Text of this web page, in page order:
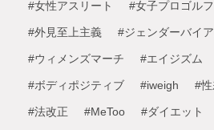
#女性アスリート #女子プロゴル
#外見至上主義 #ジェンダーバイ
#ウィメンズマーチ #エイジズム
#ボディポジティブ #iweigh #性
#法改正 #MeToo #ダイエット